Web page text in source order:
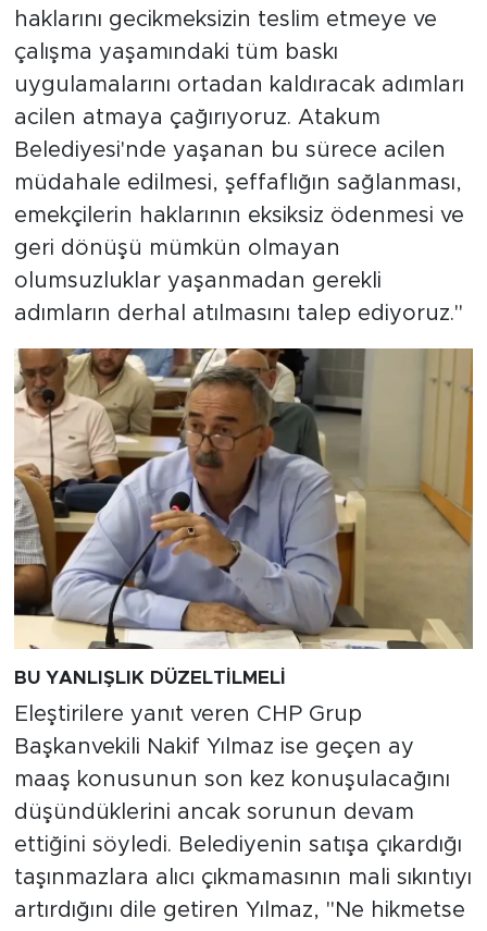
haklarını gecikmeksizin teslim etmeye ve
çalışma yaşamındaki tüm baskı
uygulamalarını ortadan kaldıracak adımları
acilen atmaya çağırıyoruz. Atakum
Belediyesi'nde yaşanan bu sürece acilen
müdahale edilmesi, şeffaflığın sağlanması,
emekçilerin haklarının eksiksiz ödenmesi ve
geri dönüşü mümkün olmayan
olumsuzluklar yaşanmadan gerekli
adımların derhal atılmasını talep ediyoruz."
BU YANLIŞLIK DÜZELTİLMELİ
Eleştirilere yanıt veren CHP Grup
Başkanvekili Nakif Yılmaz ise geçen ay
maaş konusunun son kez konuşulacağını
düşündüklerini ancak sorunun devam
ettiğini söyledi. Belediyenin satışa çıkardığı
taşınmazlara alıcı çıkmamasının mali sıkıntıyı
artırdığını dile getiren Yılmaz, "Ne hikmetse